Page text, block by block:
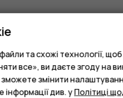
та схожі технології,
все», ви даєте згоду на
зможете змінити
інформації див. уПолітиці